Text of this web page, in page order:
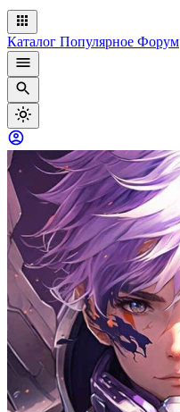
Каталог Популярное Форум